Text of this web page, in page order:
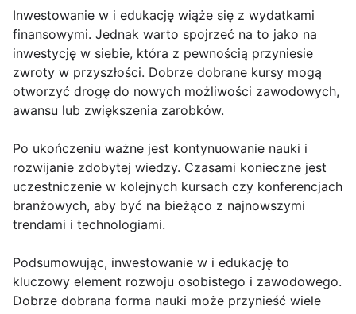
Inwestowanie w i edukację wiąże się z wydatkami
finansowymi. Jednak warto spojrzeć na to jako na
inwestycję w siebie, która z pewnością przyniesie
zwroty w przyszłości. Dobrze dobrane kursy mogą
otworzyć drogę do nowych możliwości zawodowych,
awansu lub zwiększenia zarobków.
Po ukończeniu ważne jest kontynuowanie nauki i
rozwijanie zdobytej wiedzy. Czasami konieczne jest
uczestniczenie w kolejnych kursach czy konferencjach
branżowych, aby być na bieżąco z najnowszymi
trendami i technologiami.
Podsumowując, inwestowanie w i edukację to
kluczowy element rozwoju osobistego i zawodowego.
Dobrze dobrana forma nauki może przynieść wiele